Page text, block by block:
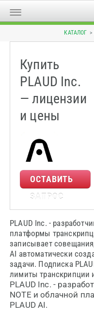
КАТАЛОГ >
Купить
PLAUD Inc.
— лицензии
и цены
ОСТАВИТЬ
ЗАПРОС
PLAUD Inc. -
платформы
записывает
AI автоматически
задачи. Подписка
лимиты транскрипции
PLAUD Inc. -
NOTE и облачной
PLAUD AI.